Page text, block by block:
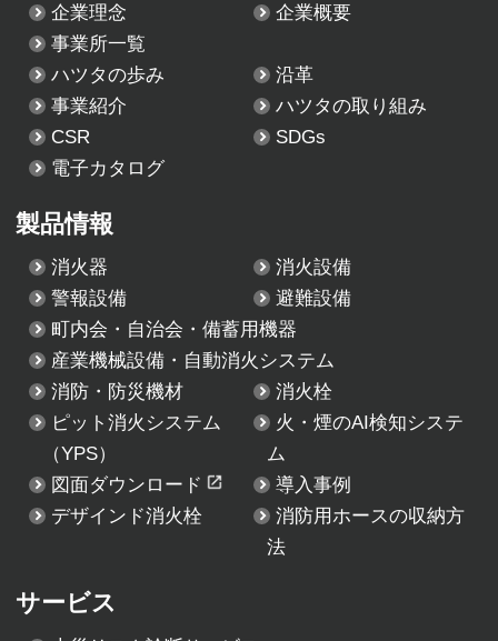
企業理念
企業概要
事業所一覧
ハツタの歩み
沿革
事業紹介
ハツタの取り組み
CSR
SDGs
電子カタログ
製品情報
消火器
消火設備
警報設備
避難設備
町内会・自治会・備蓄用機器
産業機械設備・自動消火システム
消防・防災機材
消火栓
ピット消火システム
（YPS）
火・煙のAI検知システ
ム
図面ダウンロード
導入事例
デザインド消火栓
消防用ホースの収納方
法
サービス